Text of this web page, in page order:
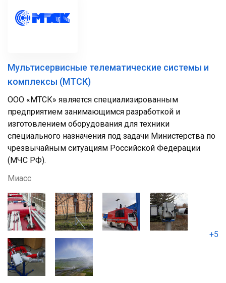
Мультисервисные телематические системы и
комплексы (МТСК)
ООО «МТСК» является специализированным
предприятием занимающимся разработкой и
изготовлением оборудования для техники
специального назначения под задачи Министерства по
чрезвычайным ситуациям Российской Федерации
(МЧС РФ).
Миасс
+5